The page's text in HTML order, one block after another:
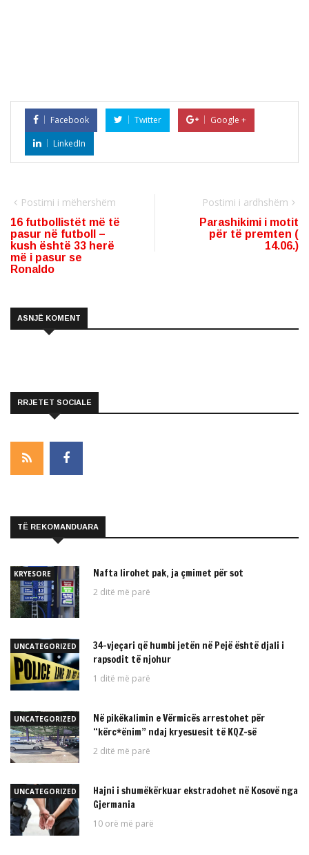
Facebook Twitter
Google +
LinkedIn
Postimi i mëhershëm
16 futbollistët më të
pasur në futboll –
kush është 33 herë
më i pasur se
Ronaldo
Postimi i ardhshëm
Parashikimi i motit
për të premten (
14.06.)
ASNJË KOMENT
RRJETET SOCIALE
TË REKOMANDUARA
KRYESORE Nafta lirohet pak, ja çmimet për sot
2 ditë më parë
UNCATEGORIZED
34-vjeçari që humbi jetën në Pejë është djali i
rapsodit të njohur
1 ditë më parë
UNCATEGORIZED
Në pikëkalimin e Vërmicës arrestohet për
“kërc*ënim” ndaj kryesuesit të KQZ-së
2 ditë më parë
UNCATEGORIZED
Hajni i shumëkërkuar ekstradohet në Kosovë nga
Gjermania
10 orë më parë